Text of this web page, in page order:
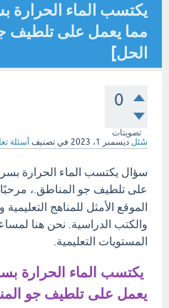
يكتسب الماء الحرارة
مما يعمل على تلطيف
الحل]
0
تصويتات
سُئل ديسمبر 1، 2023 في تصنيف أسئلة
سؤال يكتسب الماء الحرارة
على تلطيف جو المناطق.،
الموقع الأمثل للمناهج
والكتب الدراسية. نحن هنا
المستويات التعليمية.
يكتسب الماء الحرارة
يعمل على تلطيف جو